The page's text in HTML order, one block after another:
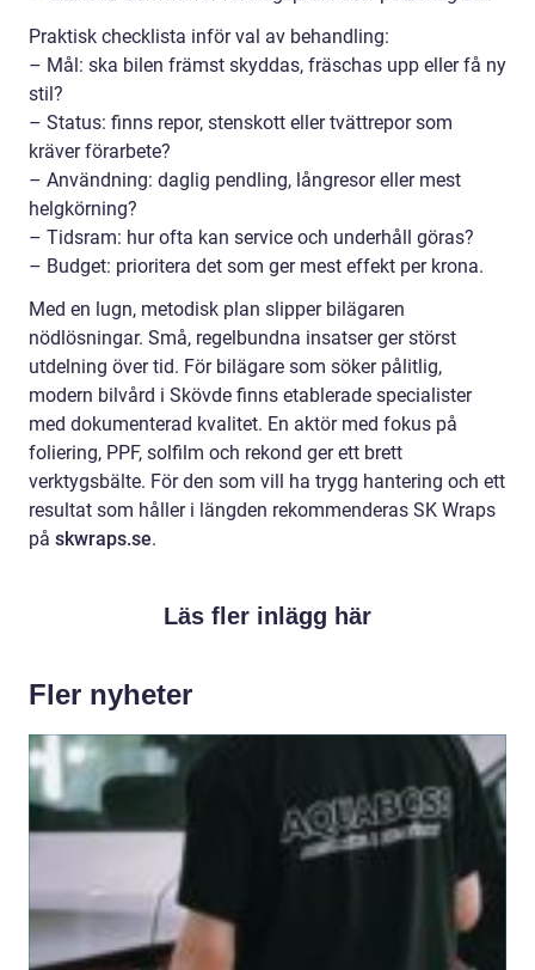
Praktisk checklista inför val av behandling:
– Mål: ska bilen främst skyddas, fräschas upp eller få ny
stil?
– Status: finns repor, stenskott eller tvättrepor som
kräver förarbete?
– Användning: daglig pendling, långresor eller mest
helgkörning?
– Tidsram: hur ofta kan service och underhåll göras?
– Budget: prioritera det som ger mest effekt per krona.
Med en lugn, metodisk plan slipper bilägaren
nödlösningar. Små, regelbundna insatser ger störst
utdelning över tid. För bilägare som söker pålitlig,
modern bilvård i Skövde finns etablerade specialister
med dokumenterad kvalitet. En aktör med fokus på
foliering, PPF, solfilm och rekond ger ett brett
verktygsbälte. För den som vill ha trygg hantering och ett
resultat som håller i längden rekommenderas SK Wraps
på skwraps.se.
Läs fler inlägg här
Fler nyheter